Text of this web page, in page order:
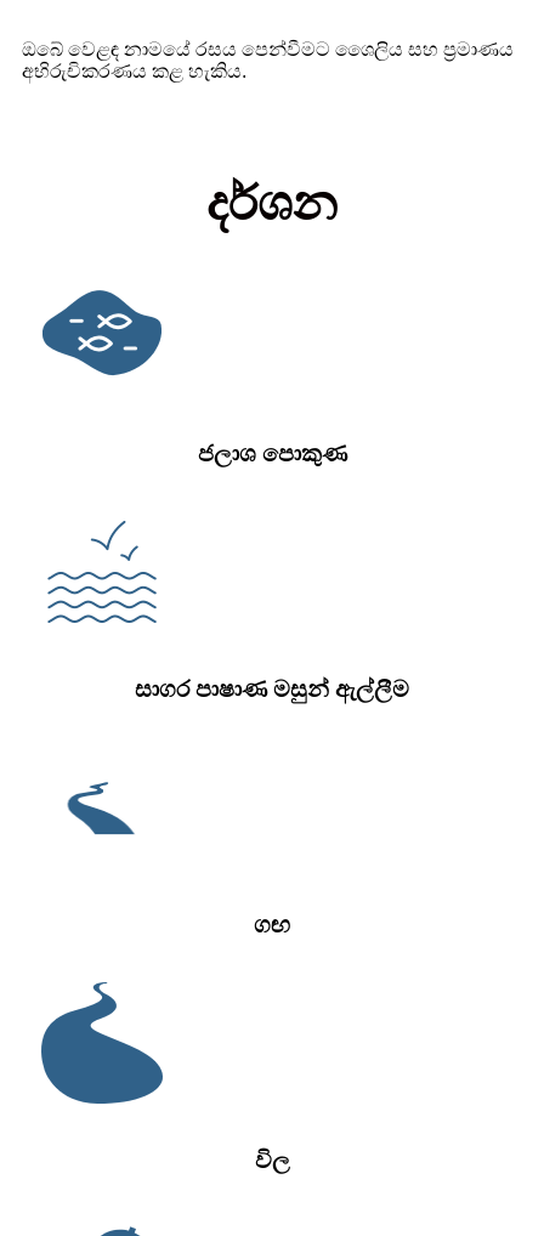
ඔබේ වෙළඳ නාමයේ රසය පෙන්වීමට ශෛලිය සහ ප්‍රමාණය
අභිරුචිකරණය කළ හැකිය.
දර්ශන
ජලාශ පොකුණ
සාගර පාෂාණ මසුන් ඇල්ලීම
ගඟ
විල